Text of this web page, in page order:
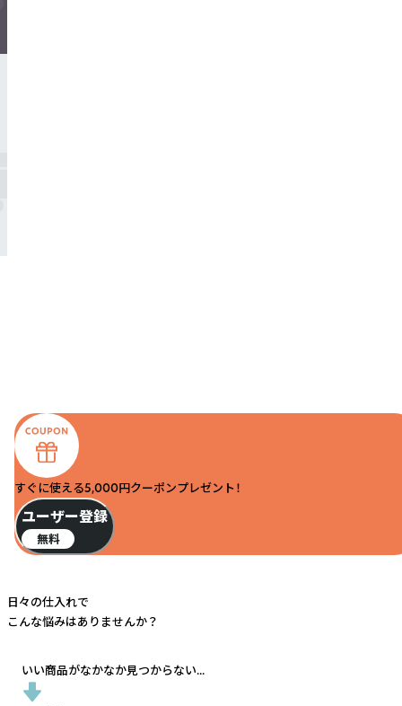
すぐに使える5,000円クーポンプレゼント！
ユーザー登録
無料
日々の仕入れで
こんな悩みはありませんか？
いい商品がなかなか見つからない...